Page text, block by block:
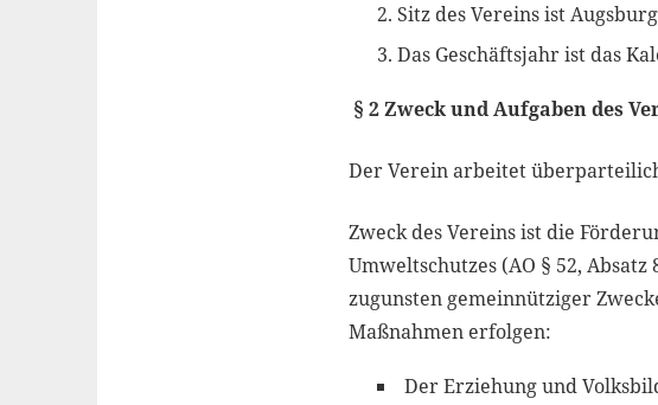
Sitz des Vereins ist
Das Geschäftsjahr ist das
§2 Zweck und Aufgaben des
Der Verein arbeitet
Zweck des Vereins ist die
Umweltschutzes (AO § 52,
zugunsten gemeinnütziger
Maßnahmen erfolgen:
Der Erziehung und